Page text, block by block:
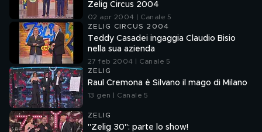
Zelig Circus 2004
02 apr 2004 | Canale 5
ZELIG CIRCUS 2004
Teddy Casadei ingaggia Claudio Bisio
nella sua azienda
27 feb 2004 | Canale 5
ZELIG
Raul Cremona è Silvano il mago di Milano
13 gen | Canale 5
ZELIG
"Zelig 30": parte lo show!